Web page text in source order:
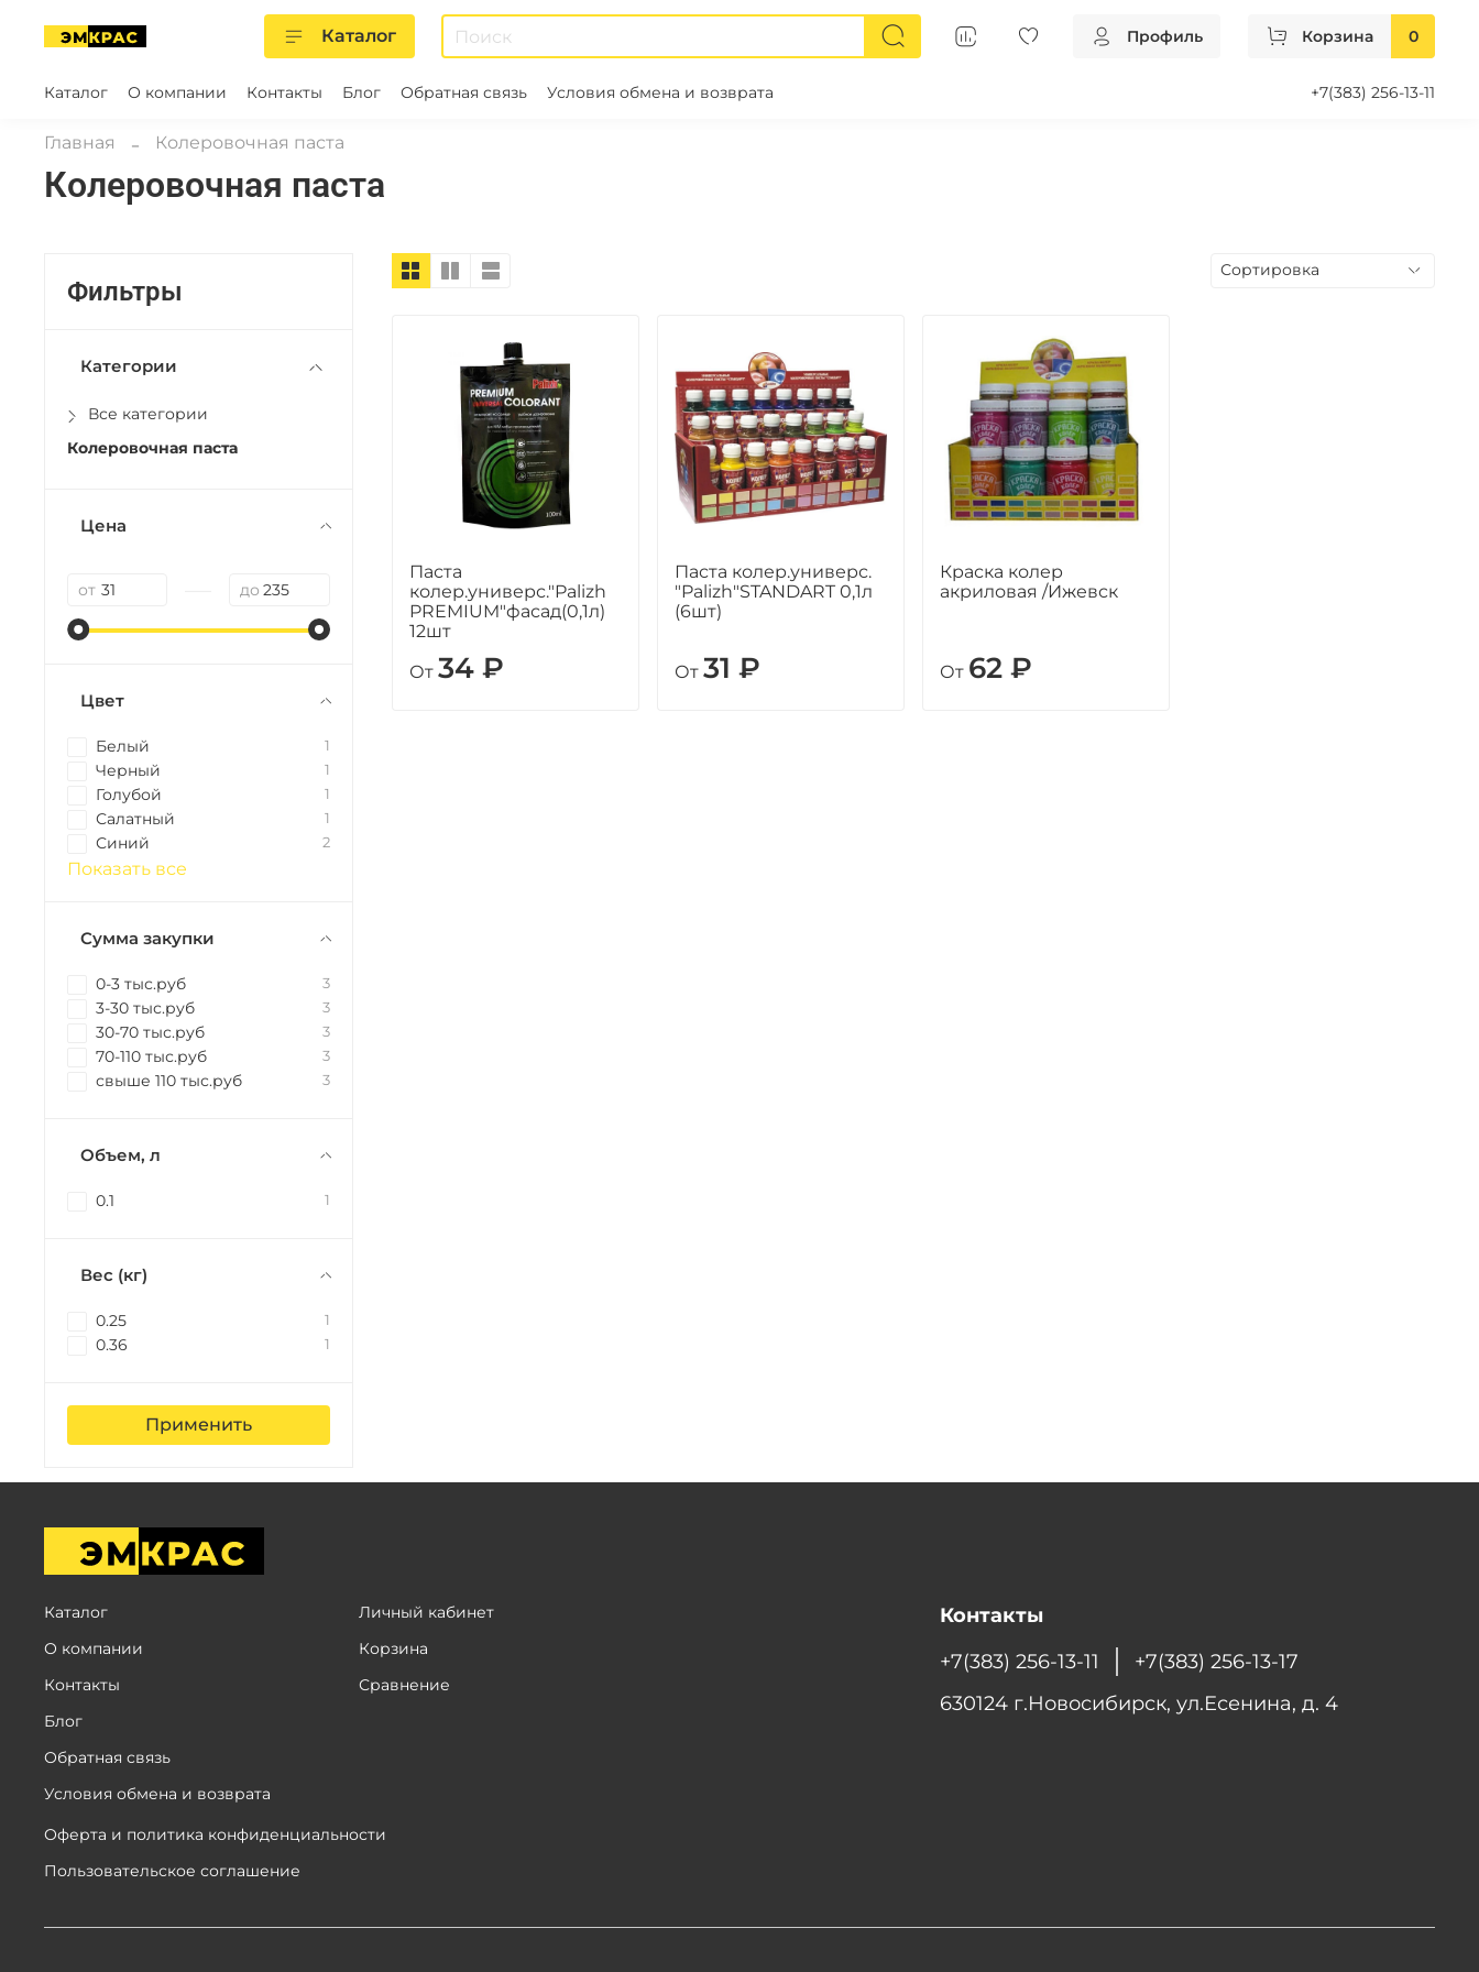
Каталог Профиль Корзина 0
Каталог О компании Контакты Блог Обратная связь Условия обмена и возврата +7(383) 256-13-11
Главная Колеровочная паста
Колеровочная паста
Паста
колер.универс."Palizh
PREMIUM"фасад(0,1л)
12шт
От 34 ₽
Паста колер.универс.
"Palizh"STANDART 0,1л
(6шт)
От 31 ₽
Краска колер
акриловая /Ижевск
От 62 ₽
Фильтры
Категории
Все категории
Колеровочная паста
Цена
от до
Цвет
Белый 1
Черный 1
Голубой 1
Салатный 1
Синий 2
Показать все
Сумма закупки
0-3 тыс.руб 3
3-30 тыс.руб 3
30-70 тыс.руб 3
70-110 тыс.руб 3
свыше 110 тыс.руб 3
Объем, л
0.1 1
Вес (кг)
0.25 1
0.36 1
Применить
Каталог
О компании
Контакты
Блог
Обратная связь
Условия обмена и возврата
Личный кабинет
Корзина
Сравнение
Оферта и политика конфиденциальности
Пользовательское соглашение
Контакты
+7(383) 256-13-11
+7(383) 256-13-17
630124 г.Новосибирск, ул.Есенина, д. 4